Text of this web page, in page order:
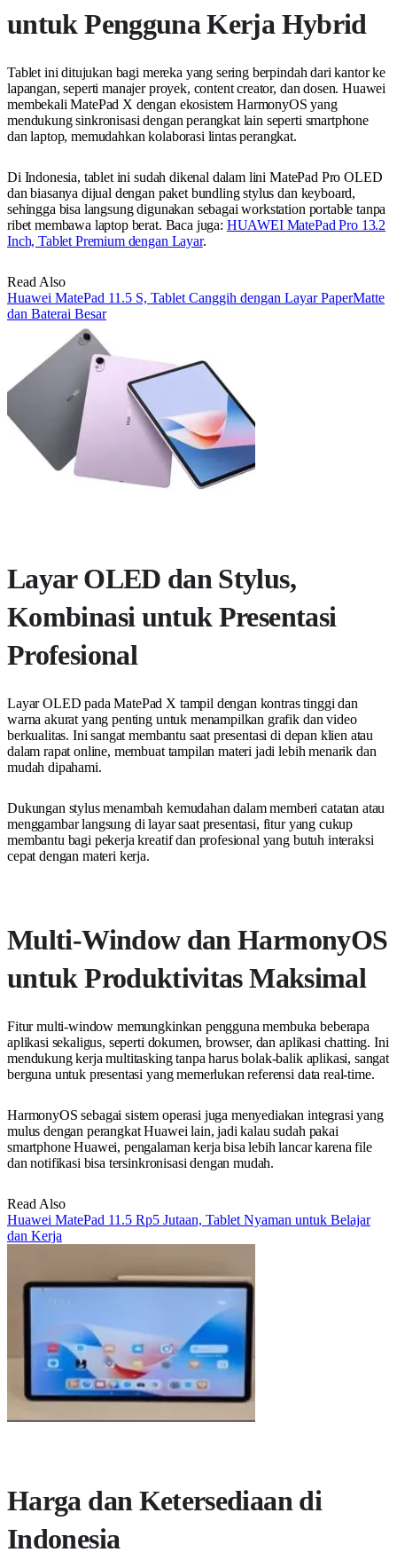
untuk Pengguna Kerja Hybrid
Tablet ini ditujukan bagi mereka yang sering berpindah dari kantor ke
lapangan, seperti manajer proyek, content creator, dan dosen. Huawei
membekali MatePad X dengan ekosistem HarmonyOS yang
mendukung sinkronisasi dengan perangkat lain seperti smartphone
dan laptop, memudahkan kolaborasi lintas perangkat.
Di Indonesia, tablet ini sudah dikenal dalam lini MatePad Pro OLED
dan biasanya dijual dengan paket bundling stylus dan keyboard,
sehingga bisa langsung digunakan sebagai workstation portable tanpa
ribet membawa laptop berat. Baca juga: HUAWEI MatePad Pro 13.2
Inch, Tablet Premium dengan Layar.
Read Also
Huawei MatePad 11.5 S, Tablet Canggih dengan Layar PaperMatte
dan Baterai Besar
Layar OLED dan Stylus,
Kombinasi untuk Presentasi
Profesional
Layar OLED pada MatePad X tampil dengan kontras tinggi dan
warna akurat yang penting untuk menampilkan grafik dan video
berkualitas. Ini sangat membantu saat presentasi di depan klien atau
dalam rapat online, membuat tampilan materi jadi lebih menarik dan
mudah dipahami.
Dukungan stylus menambah kemudahan dalam memberi catatan atau
menggambar langsung di layar saat presentasi, fitur yang cukup
membantu bagi pekerja kreatif dan profesional yang butuh interaksi
cepat dengan materi kerja.
Multi-Window dan HarmonyOS
untuk Produktivitas Maksimal
Fitur multi-window memungkinkan pengguna membuka beberapa
aplikasi sekaligus, seperti dokumen, browser, dan aplikasi chatting. Ini
mendukung kerja multitasking tanpa harus bolak-balik aplikasi, sangat
berguna untuk presentasi yang memerlukan referensi data real-time.
HarmonyOS sebagai sistem operasi juga menyediakan integrasi yang
mulus dengan perangkat Huawei lain, jadi kalau sudah pakai
smartphone Huawei, pengalaman kerja bisa lebih lancar karena file
dan notifikasi bisa tersinkronisasi dengan mudah.
Read Also
Huawei MatePad 11.5 Rp5 Jutaan, Tablet Nyaman untuk Belajar
dan Kerja
Harga dan Ketersediaan di
Indonesia